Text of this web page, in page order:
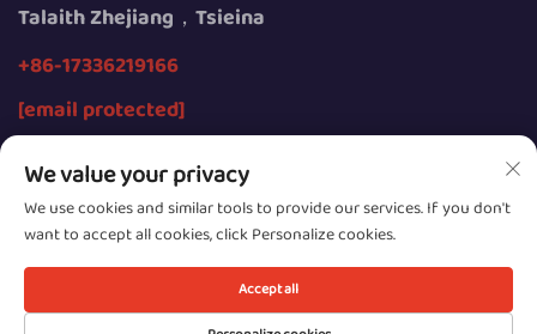
Talaith Zhejiang，Tsieina
+86-17336219166
[email protected]
Hawlfraint © 2026 gan Wenzhou Youngsun Intelligent
Equipment Cyfyngedig
We value your privacy
We use cookies and similar tools to provide our services. If you don't
want to accept all cookies, click Personalize cookies.
Accept all